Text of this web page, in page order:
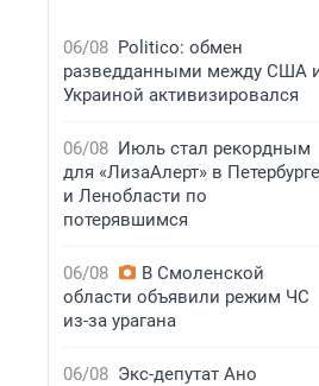
06/08 Politico: обмен
разведданными между США
Украиной активизировался
06/08 Июль стал рекордным
для «ЛизаАлерт» в Петербурге
и Ленобласти по
потерявшимся
06/08
В Смоленской
области объявили режим ЧС
из-за урагана
06/08 Экс-депутат Ано